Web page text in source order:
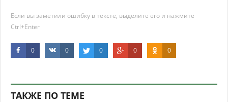
Если вы заметили ошибку в тексте, выделите его и нажмите
Ctrl+Enter
0 0 0 0 0
ТАКЖЕ ПО ТЕМЕ